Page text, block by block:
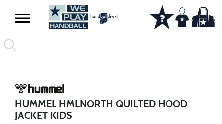
HUMMEL HMLNORTH QUILTED HOOD
JACKET KIDS